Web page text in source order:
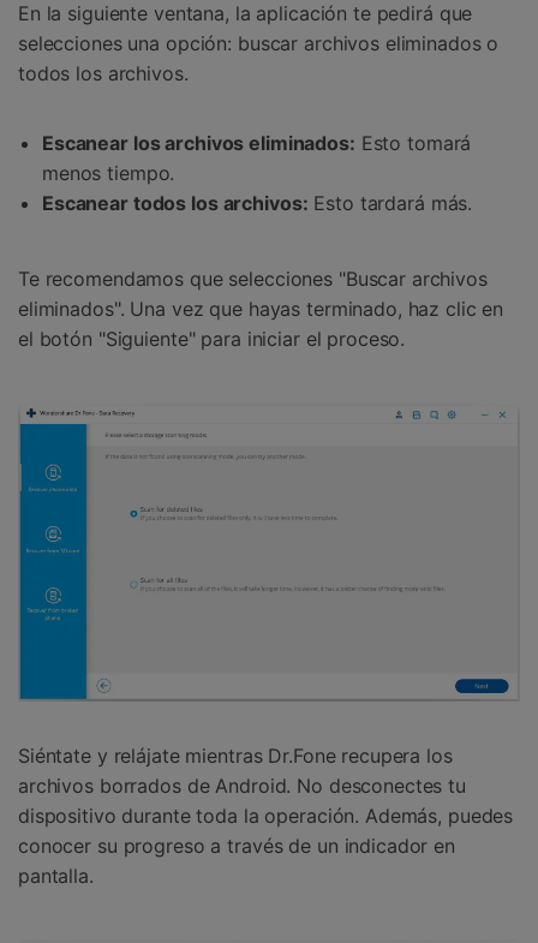
En la siguiente ventana, la aplicación te pedirá que
selecciones una opción: buscar archivos eliminados o
todos los archivos.
Escanear los archivos eliminados: Esto tomará
menos tiempo.
Escanear todos los archivos: Esto tardará más.
Te recomendamos que selecciones "Buscar archivos
eliminados". Una vez que hayas terminado, haz clic en
el botón "Siguiente" para iniciar el proceso.
Siéntate y relájate mientras Dr.Fone recupera los
archivos borrados de Android. No desconectes tu
dispositivo durante toda la operación. Además, puedes
conocer su progreso a través de un indicador en
pantalla.